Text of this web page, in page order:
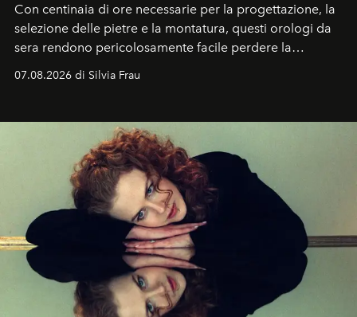
Con centinaia di ore necessarie per la progettazione, la
selezione delle pietre e la montatura, questi orologi da
sera rendono pericolosamente facile perdere la
07.08.2026 di Silvia Frau